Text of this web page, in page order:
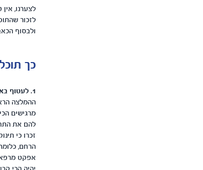
לצערנו,
לזכור
ולבסוף
כך
1. לעטוף באהבה
ההמלצה
מרגישים
להם את
זכרו כי
הרחם,
אפקט מרפא